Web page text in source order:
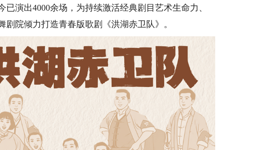
演出4000余场，为持续激活经典剧目艺术生命力、
院倾力打造青春版歌剧《洪湖赤卫队》。